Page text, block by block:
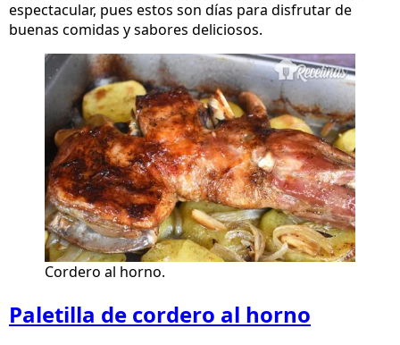
espectacular, pues estos son días para disfrutar de
buenas comidas y sabores deliciosos.
Cordero al horno.
Paletilla de cordero al horno